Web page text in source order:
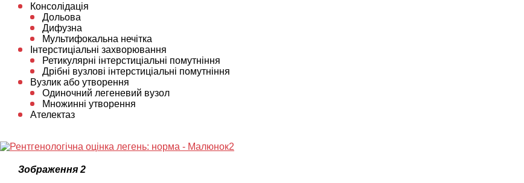
Консолідація
Дольова
Дифузна
Мультифокальна нечітка
Інтерстиціальні захворювання
Ретикулярні інтерстиціальні помутніння
Дрібні вузлові інтерстиціальні помутніння
Вузлик або утворення
Одиночний легеневий вузол
Множинні утворення
Ателектаз
Зображення 2